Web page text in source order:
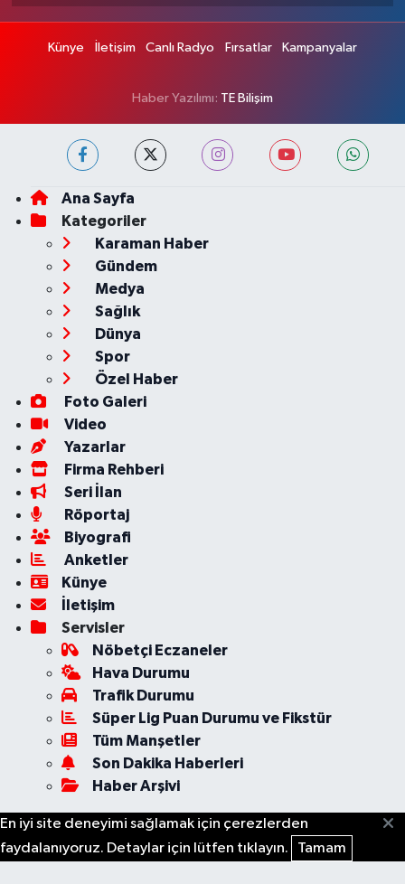
Künye İletişim Canlı Radyo Fırsatlar Kampanyalar
Haber Yazılımı: TE Bilişim
Ana Sayfa
Kategoriler
Karaman Haber
Gündem
Medya
Sağlık
Dünya
Spor
Özel Haber
Foto Galeri
Video
Yazarlar
Firma Rehberi
Seri İlan
Röportaj
Biyografi
Anketler
Künye
İletişim
Servisler
Nöbetçi Eczaneler
Hava Durumu
Trafik Durumu
Süper Lig Puan Durumu ve Fikstür
Tüm Manşetler
Son Dakika Haberleri
Haber Arşivi
En iyi site deneyimi sağlamak için çerezlerden
faydalanıyoruz. Detaylar için lütfen tıklayın.
Tamam